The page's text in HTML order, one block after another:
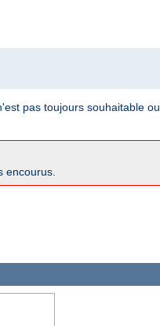
pas toujours souhaitable ou
encourus.